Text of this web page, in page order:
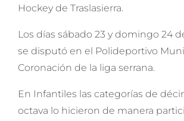
Hockey de Traslasierra.
Los días sábado 23 y domingo 24
se disputó en el Polideportivo
Coronación de la liga serrana.
En Infantiles las categorías de
octava lo hicieron de manera